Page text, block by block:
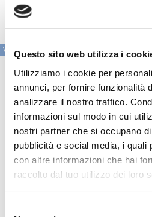
Questo sito web utilizza i
Utilizziamo i cookie per
annunci, per fornire funzionalità
analizzare il nostro traffico.
informazioni sul modo in cui
nostri partner che si occupano
pubblicità e social media, i quali
con altre informazioni che hai
raccolto dal tuo utilizzo dei loro
VAI ALLA SEZIONE IN PRIMO PIANO